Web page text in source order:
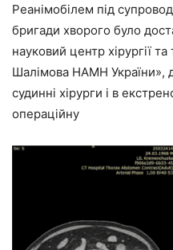
Реанімобілем під
бригади хворого було
науковий центр хірургії
Шалімова НАМН України»,
судинні хірурги і в
операційну